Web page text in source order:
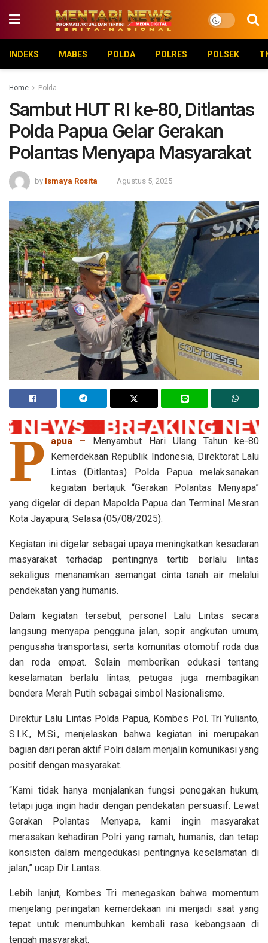
INDEKS MABES POLDA POLRES POLSEK
Home Polda
Sambut HUT RI ke-80, Ditlantas
Polda Papua Gelar Gerakan
Polantas Menyapa Masyarakat
by Ismaya Rosita Agustus 5, 2025
P apua –
Menyambut Hari Ulang Tahun ke-80
Kemerdekaan Republik Indonesia, Direktorat Lalu
Lintas (Ditlantas) Polda Papua melaksanakan
kegiatan bertajuk “Gerakan Polantas Menyapa”
yang digelar di depan Mapolda Papua dan Terminal Mesran
Kota Jayapura, Selasa (05/08/2025).
Kegiatan ini digelar sebagai upaya meningkatkan kesadaran
masyarakat terhadap pentingnya tertib berlalu lintas
sekaligus menanamkan semangat cinta tanah air melalui
pendekatan yang humanis.
Dalam kegiatan tersebut, personel Lalu Lintas secara
langsung menyapa pengguna jalan, sopir angkutan umum,
pengusaha transportasi, serta komunitas otomotif roda dua
dan roda empat. Selain memberikan edukasi tentang
keselamatan berlalu lintas, petugas juga membagikan
bendera Merah Putih sebagai simbol Nasionalisme.
Direktur Lalu Lintas Polda Papua, Kombes Pol. Tri Yulianto,
S.I.K., M.Si., menjelaskan bahwa kegiatan ini merupakan
bagian dari peran aktif Polri dalam menjalin komunikasi yang
positif dengan masyarakat.
“Kami tidak hanya menjalankan fungsi penegakan hukum,
tetapi juga ingin hadir dengan pendekatan persuasif. Lewat
Gerakan Polantas Menyapa, kami ingin masyarakat
merasakan kehadiran Polri yang ramah, humanis, dan tetap
konsisten dalam mengedukasi pentingnya keselamatan di
jalan,” ucap Dir Lantas.
Lebih lanjut, Kombes Tri menegaskan bahwa momentum
menjelang peringatan kemerdekaan ini menjadi saat yang
tepat untuk menumbuhkan kembali rasa kebangsaan di
tengah masyarakat.